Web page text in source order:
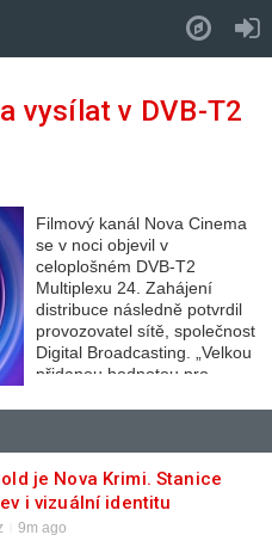
vysílat v DVB-T2
Filmový kanál Nova Cinema
se v noci objevil v
celoplošném DVB-T2
Multiplexu 24. Zahájení
distribuce následně potvrdil
provozovatel sítě, společnost
Digital Broadcasting. „Velkou
přidanou hodnotou pro
je Nova Krimi. Stanice
i vizuální identitu
9m ago
refresh..